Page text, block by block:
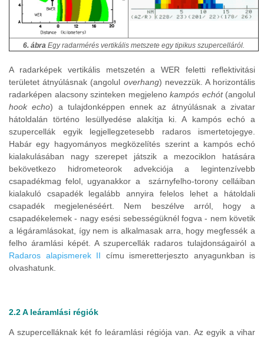
6. ábra Egy radarmérés vertikális metszete egy tipikus szupercelláról.
A radarképek vertikális metszetén a WER feletti reflektivitási
területet átnyúlásnak (angolul overhang) nevezzük. A horizontális
radarképen alacsony szinteken megjeleno kampós echót(angolul
hook echo) a tulajdonképpen ennek az átnyúlásnak a zivatar
hátoldalán történo lesüllyedése alakítja ki. A kampós echó a
szupercellák egyik legjellegzetesebb radaros ismertetojegye.
Habár egy hagyományos megközelítés szerint a kampós echó
kialakulásában nagy szerepet játszik a mezociklon hatására
bekövetkezo hidrometeorok advekciója a legintenzívebb
csapadékmag felol, ugyanakkor a szárnyfelho-torony celláiban
kialakuló csapadék legalább annyira felelos lehet a hátoldali
csapadék megjelenéséért. Nem beszélve arról, hogy a
csapadékelemek - nagy esési sebességüknél fogva - nem követik
a légáramlásokat, így nem is alkalmasak arra, hogy megfessék a
felho áramlási képét. A szupercellák radaros tulajdonságairól a
Radaros alapismerek II címu ismeretterjeszto anyagunkban is
olvashatunk.
2.2 A leáramlási régiók
A szupercelláknak két fo leáramlási régiója van. Az egyik a vihar